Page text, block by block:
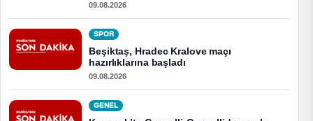
09.08.2026
SPOR
Beşiktaş, Hradec Kralove maçı
hazırlıklarına başladı
09.08.2026
GENEL